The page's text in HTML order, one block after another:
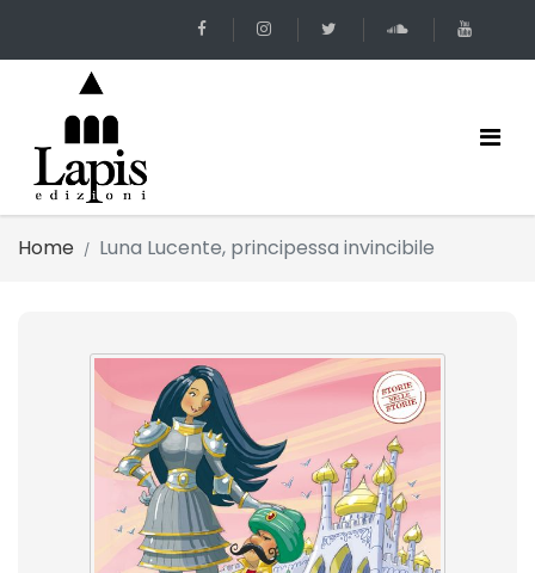
Home Luna Lucente, principessa invincibile